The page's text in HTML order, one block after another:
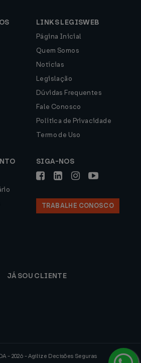
LINKS LEGISWEB
Página Inicial
Quem Somos
Notícias
Legislação
Dúvidas Frequentes
Fale Conosco
Política de Privacidade
Termo de Uso
SIGA-NOS
TRABALHE CONOSCO
JÁ SOU CLIENTE
- 2026 - Agilize Decisões Seguras